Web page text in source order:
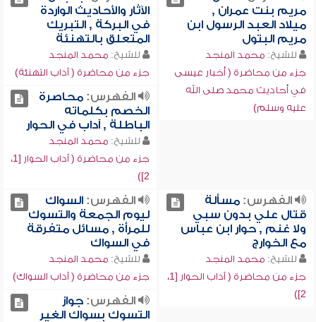
مريم بنت عمران ,
ميلاد العبد الرسول ابن
مريم البتول
للشيخ: محمد المنجد
جزء من محاضرة ( أخبار عيسى
في أحاديث محمد صلى الله
عليه وسلم)
الآثار والأحاديث الواردة
في البركة , التبريك
المتعلق بالتهنئة
للشيخ: محمد المنجد
جزء من محاضرة ( آداب التهنئة)
الفهرس:محاصرة
الخصم بكلماته
الباطلة , آداب في الحوار
للشيخ: محمد المنجد
جزء من محاضرة ( آداب الحوار [1،
2])
الفهرس:مسألة
قتال علي بدون سبي
ولا غنم , حوار ابن عباس
مع الخوارج
للشيخ: محمد المنجد
جزء من محاضرة ( آداب الحوار [1،
2])
الفهرس:السواك
ليوم الجمعة والتسوك
للمرأة , مسائل متفرقة
في السواك
للشيخ: محمد المنجد
جزء من محاضرة ( آداب السواك)
الفهرس:جواز
التسوك بسواك الغير